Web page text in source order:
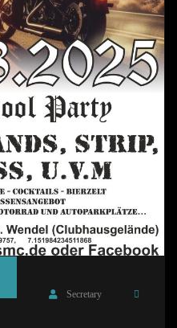
Secretary